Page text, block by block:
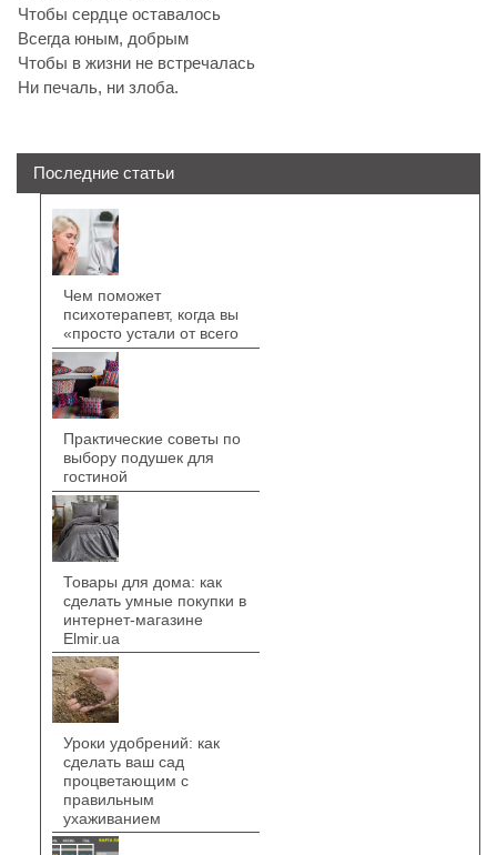
Чтобы сердце оставалось
Всегда юным, добрым
Чтобы в жизни не встречалась
Ни печаль, ни злоба.
Последние статьи
Чем поможет
психотерапевт, когда вы
«просто устали от всего
Практические советы по
выбору подушек для
гостиной
Товары для дома: как
сделать умные покупки в
интернет-магазине
Elmir.ua
Уроки удобрений: как
сделать ваш сад
процветающим с
правильным
ухаживанием